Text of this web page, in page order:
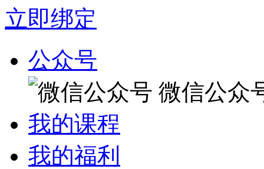
立即绑定
公众号
微信公众
我的课程
我的福利